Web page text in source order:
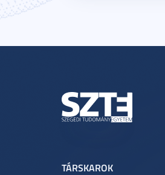
TÁRSKAROK